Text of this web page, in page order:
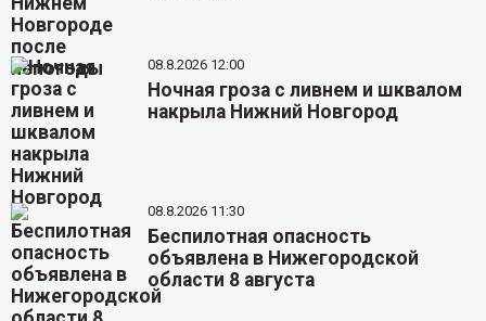
08.8.2026 12:00
Ночная гроза с ливнем и шквалом
накрыла Нижний Новгород
08.8.2026 11:30
Беспилотная опасность
объявлена в Нижегородской
области 8 августа